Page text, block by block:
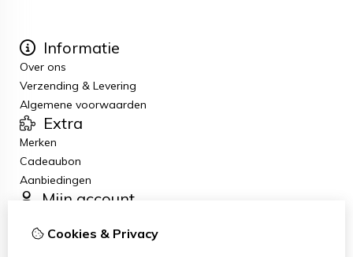
Informatie
Over ons
Verzending & Levering
Algemene voorwaarden
Extra
Merken
Cadeaubon
Aanbiedingen
Mijn account
Bestelhistorie
Cookies & Privacy